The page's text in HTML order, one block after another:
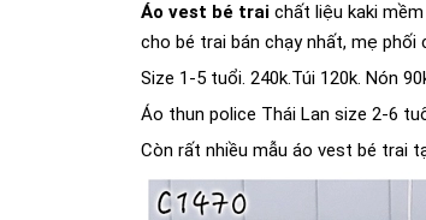
Áo vest bé trai chất liệu kaki
cho bé trai bán chạy nhất, mẹ
Size 1-5 tuổi. 240k.Túi 120k. Nón
Áo thun police Thái Lan size 2-6
Còn rất nhiều mẫu áo vest bé trai